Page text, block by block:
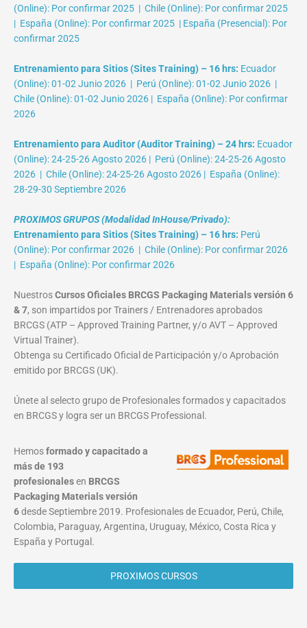
(Online): Por confirmar 2025 | Chile (Online): Por confirmar 2025
| España (Online): Por confirmar 2025 | España (Presencial): Por
confirmar 2025
Entrenamiento para Sitios (Sites Training) – 16 hrs: Ecuador
(Online): 01-02 Junio 2026 | Perú (Online): 01-02 Junio 2026 |
Chile (Online): 01-02 Junio 2026 | España (Online): Por confirmar
2026
Entrenamiento para Auditor (Auditor Training) – 24 hrs: Ecuador
(Online): 24-25-26 Agosto 2026 | Perú (Online): 24-25-26 Agosto
2026 | Chile (Online): 24-25-26 Agosto 2026 | España (Online):
28-29-30 Septiembre 2026
PROXIMOS GRUPOS (Modalidad InHouse/Privado):
Entrenamiento para Sitios (Sites Training) – 16 hrs: Perú
(Online): Por confirmar 2026 | Chile (Online): Por confirmar 2026
| España (Online): Por confirmar 2026
NuestrosCursos Oficiales BRCGS Packaging Materials versión 6
& 7, son impartidos por Trainers / Entrenadores aprobados
BRCGS (ATP – Approved Training Partner, y/o AVT – Approved
Virtual Trainer).
Obtenga su Certificado Oficial de Participación y/o Aprobación
emitido por BRCGS (UK).
Únete al selecto grupo de Profesionales formados y capacitados
en BRCGS y logra ser un BRCGS Professional.
Hemosformado y capacitado a
más de 193
profesionalesen BRCGS
Packaging Materialsversión
6desde Septiembre 2019. Profesionales de Ecuador, Perú, Chile,
Colombia, Paraguay, Argentina, Uruguay, México, Costa Rica y
España y Portugal.
PROXIMOS CURSOS